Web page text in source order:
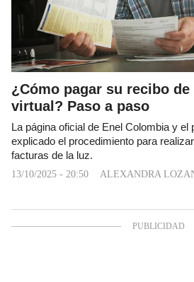
¿Cómo pagar su recibo
virtual? Paso a paso
La página oficial de Enel Colombia y el
explicado el procedimiento para
facturas de la luz.
13/10/2025 - 20:50 ALEXANDRA